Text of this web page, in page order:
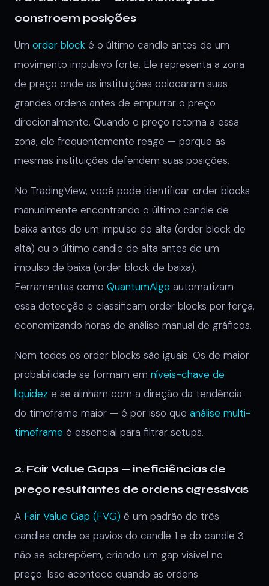
constroem posições
Um order block é o último candle antes de um
movimento impulsivo forte. Ele representa a zona
de preço onde as instituições colocaram suas
grandes ordens antes de empurrar o preço
direcionalmente. Quando o preço retorna a essa
zona, ele frequentemente reage — porque as
mesmas instituições defendem suas posições.
No TradingView, você pode identificar order blocks
manualmente encontrando o último candle de
baixa antes de um impulso de alta (order block de
alta) ou o último candle de alta antes de um
impulso de baixa (order block de baixa).
Ferramentas como QuantumAlgo automatizam
essa detecção e classificam order blocks por força,
economizando horas de análise manual de gráficos.
Nem todos os order blocks são iguais. Os de maior
probabilidade se formam em níveis-chave de
liquidez e se alinham com a direção da tendência
do timeframe maior — é por isso que análise multi-
timeframe é essencial para filtrar setups.
2. Fair Value Gaps — ineficiências de
preço resultantes de ordens agressivas
A Fair Value Gap (FVG) é um padrão de três
candles onde os pavios do candle 1 e do candle 3
não se sobrepõem, criando um gap visível no
preço. Isso acontece quando as ordens